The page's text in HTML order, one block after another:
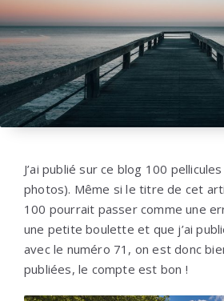
J’ai publié sur ce blog 100
photos). Même si le titre de cet
100 pourrait passer comme une
une petite boulette et que j’ai
avec le numéro 71, on est donc
publiées, le compte est bon !